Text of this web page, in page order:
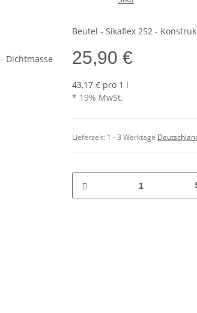
Beutel - Sikaflex 252 -
25,90 €
43,17 € pro 1 l
* 19% MwSt.
Lieferzeit: 1 - 3 Werktage